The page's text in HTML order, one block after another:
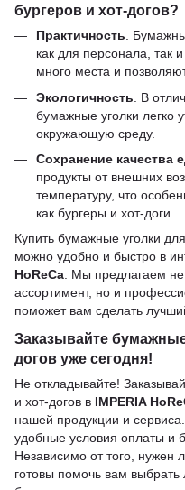
бургеров и хот-догов?
Практичность .
как для персонала, так
много места и
Экологичность . В
бумажные уголки легко
окружающую среду.
Сохранение качества
продукты от внешних
температуру, что
как бургеры и хот-доги.
Купить бумажные уголки
можно удобно и быстро в
HoReCa. Мы предлагаем
ассортимент, но и
поможет вам сделать
Заказывайте
догов уже сегодня!
Не откладывайте!
и хот-догов в IMPERIA
нашей продукции и
удобные условия оплаты и
Независимо от того, нужен
готовы помочь вам